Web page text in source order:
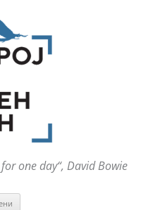
one day“, David Bowie